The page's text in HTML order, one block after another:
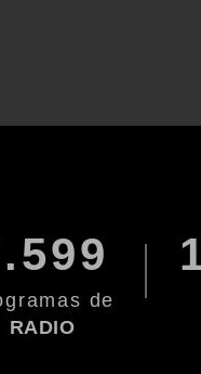
de
RADIO